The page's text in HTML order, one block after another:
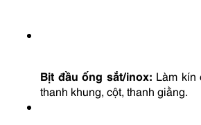
Bịt đầu ống sắt/inox: Làm kín
thanh khung, cột, thanh giằng.